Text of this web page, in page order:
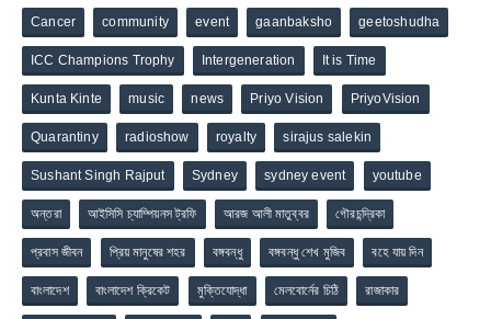
Cancer community event gaanbaksho geetoshudha
ICC Champions Trophy Intergeneration It is Time
Kunta Kinte music news Priyo Vision PriyoVision
Quarantiny radioshow royalty sirajus salekin
Sushant Singh Rajput Sydney sydney event youtube
অন্তরা আইসিসি চ্যাম্পিয়নস ট্রফি আরজ আলী মাতুব্বর গৌরচন্দ্রিকা
প্রবাস জীবন প্রিয় মানুষের শহর বঙ্গবন্ধু বঙ্গবন্ধু শেখ মুজিব বহে যায় দিন
বাংলাদেশ বাংলাদেশ ক্রিকেট মুক্তিযোদ্ধা মেলবোর্নের চিঠি রাজাকার